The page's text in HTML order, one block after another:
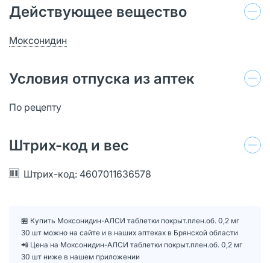
Действующее вещество
Моксонидин
Условия отпуска из аптек
По рецепту
Штрих-код и вес
Штрих-код: 4607011636578
🏪 Купить Моксонидин-АЛСИ таблетки покрыт.плен.об. 0,2 мг
30 шт можно на сайте и в наших аптеках в Брянской области
📲 Цена на Моксонидин-АЛСИ таблетки покрыт.плен.об. 0,2 мг
30 шт ниже в нашем приложении